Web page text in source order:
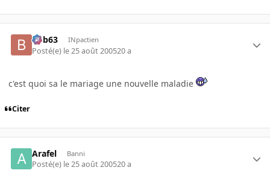
bob63 INpactien
Posté(e) le 25 août 200520 a
c'est quoi sa le mariage une nouvelle maladie
Citer
Arafel Banni
Posté(e) le 25 août 200520 a